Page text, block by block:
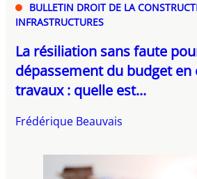
BULLETIN DROIT DE LA
INFRASTRUCTURES
La résiliation sans faute
dépassement du budget en
travaux : quelle est...
Frédérique Beauvais